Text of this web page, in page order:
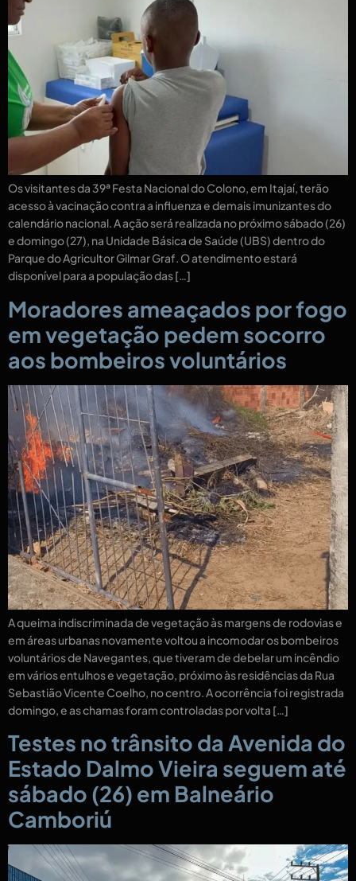
Os visitantes da 39ª Festa Nacional do Colono, em Itajaí, terão
acesso à vacinação contra a influenza e demais imunizantes do
calendário nacional. A ação será realizada no próximo sábado (26)
e domingo (27), na Unidade Básica de Saúde (UBS) dentro do
Parque do Agricultor Gilmar Graf. O atendimento estará
disponível para a população das […]
Moradores ameaçados por fogo
em vegetação pedem socorro
aos bombeiros voluntários
A queima indiscriminada de vegetação às margens de rodovias e
em áreas urbanas novamente voltou a incomodar os bombeiros
voluntários de Navegantes, que tiveram de debelar um incêndio
em vários entulhos e vegetação, próximo às residências da Rua
Sebastião Vicente Coelho, no centro. A ocorrência foi registrada
domingo, e as chamas foram controladas por volta […]
Testes no trânsito da Avenida do
Estado Dalmo Vieira seguem até
sábado (26) em Balneário
Camboriú